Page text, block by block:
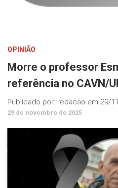
OPINIÃO
Morre o professor
referência no CAVN/
Publicado por: redacao em 29/
29 de novembro de 2025